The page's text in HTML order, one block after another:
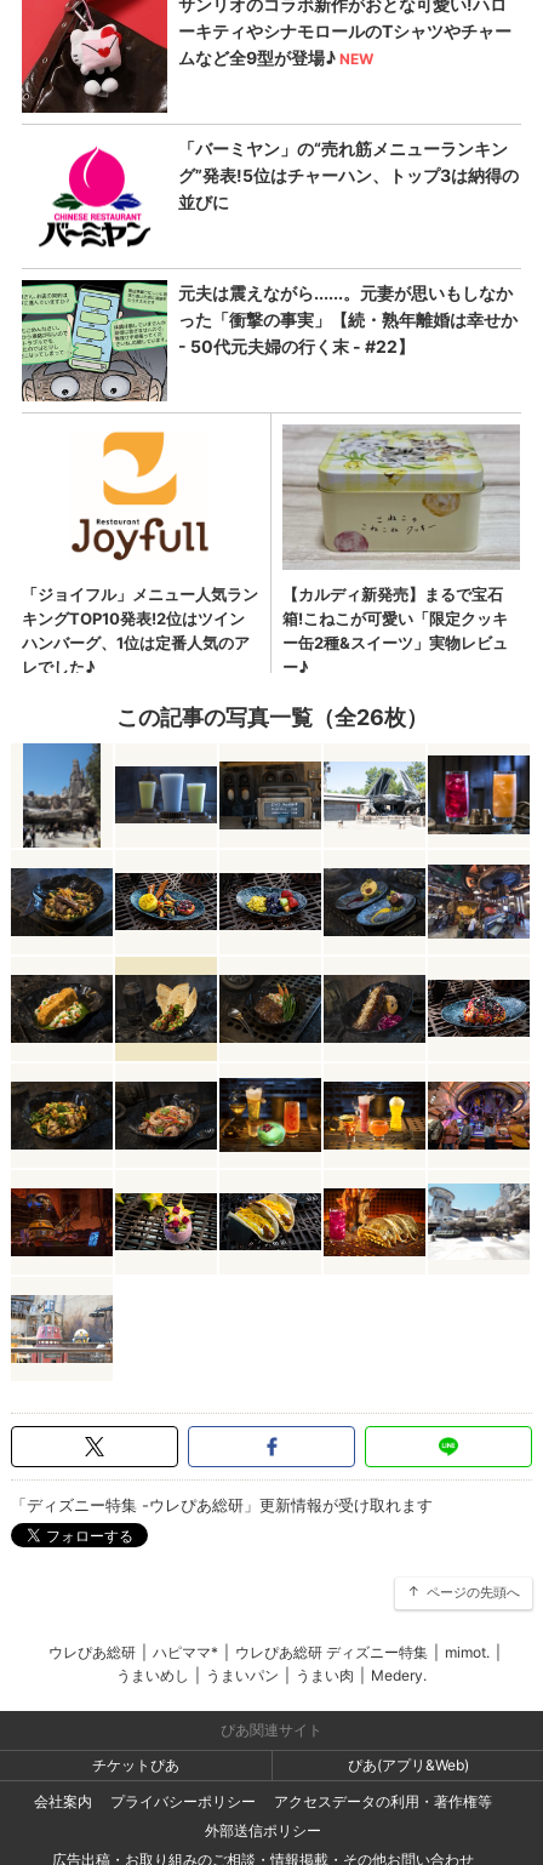
この記事の写真一覧（全26枚）
「ディズニー特集 -ウレぴあ総研」更新情報が受け取れます
ページの先頭へ
ウレぴあ総研 ハピママ* ウレぴあ総研 ディズニー特集 mimot.
うまいめし
うまいパン うまい肉 Medery.
ぴあ関連サイト
チケットぴあ
ぴあ(アプリ&Web)
会社案内
プライバシーポリシー
アクセスデータの利用・著作権等
外部送信ポリシー
広告出稿・お取り組みのご相談・情報掲載・その他お問い合わせ